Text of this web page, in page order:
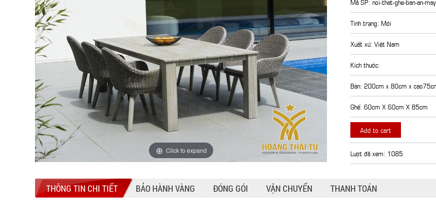
Click to expand
Tình trạng: Mới
Xuất xứ: Việt Nam
Kích thước:
Bàn: 200cm x 80cm x
Ghế: 60cm X 60cm X 85cm
Add to cart
Lượt đã xem: 1085
THÔNG TIN CHI TIẾT BẢO HÀNH VÀNG ĐÓNG GÓI VẬN CHUYỂN THANH TOÁN